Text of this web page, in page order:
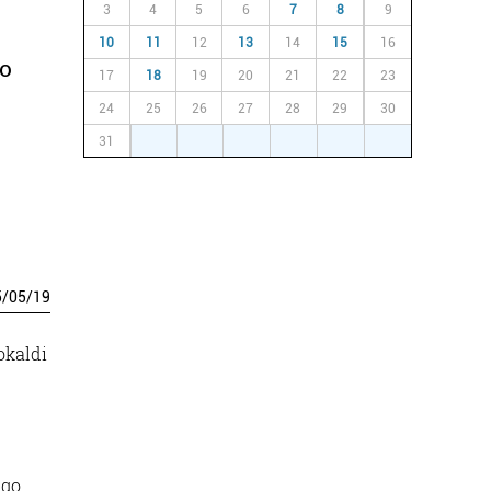
/05/19
3 4 5 6 7 8 9
10 11 12 13 14 15 16
17 18 19 20 21 22 23
24 25 26 27 28 29 30
31